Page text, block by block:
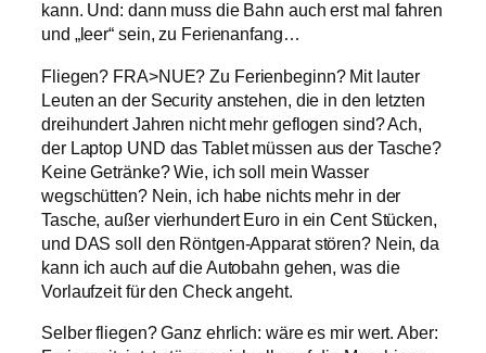
kann. Und: dann muss die Bahn auch erst mal fahren
und „leer“ sein, zu Ferienanfang…
Fliegen? FRA>NUE? Zu Ferienbeginn? Mit lauter
Leuten an der Security anstehen, die in den letzten
dreihundert Jahren nicht mehr geflogen sind? Ach,
der Laptop UND das Tablet müssen aus der Tasche?
Keine Getränke? Wie, ich soll mein Wasser
wegschütten? Nein, ich habe nichts mehr in der
Tasche, außer vierhundert Euro in ein Cent Stücken,
und DAS soll den Röntgen-Apparat stören? Nein, da
kann ich auch auf die Autobahn gehen, was die
Vorlaufzeit für den Check angeht.
Selber fliegen? Ganz ehrlich: wäre es mir wert. Aber: